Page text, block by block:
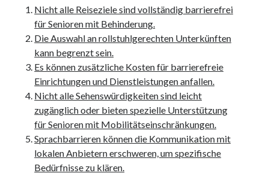
Nicht alle Reiseziele sind vollständig barrierefrei
für Senioren mit Behinderung.
Die Auswahl an rollstuhlgerechten Unterkünften
kann begrenzt sein.
Es können zusätzliche Kosten für barrierefreie
Einrichtungen und Dienstleistungen anfallen.
Nicht alle Sehenswürdigkeiten sind leicht
zugänglich oder bieten spezielle Unterstützung
für Senioren mit Mobilitätseinschränkungen.
Sprachbarrieren können die Kommunikation mit
lokalen Anbietern erschweren, um spezifische
Bedürfnisse zu klären.